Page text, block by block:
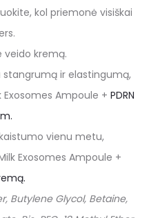
kol priemonė visiškai
veido kremą.
stangrumą ir elastingumą,
Ampoule + PDRN
vienu metu,
Exosomes Ampoule +
Butylene Glycol, Betaine,